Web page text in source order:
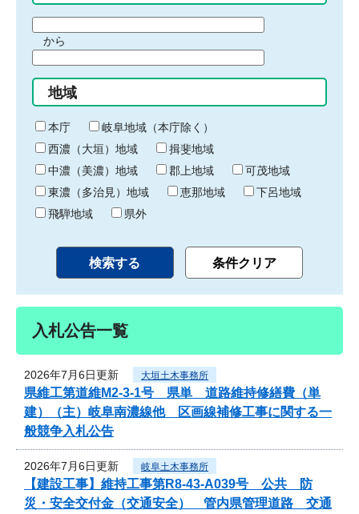
間
始
り
から
間
終
わ
り
地域
本庁
岐阜地域（本庁除く）
西濃（大垣）地域
揖斐地域
中濃（美濃）地域
郡上地域
可茂地域
東濃（多治見）地域
恵那地域
下呂地域
飛騨地域
県外
入札公告一覧
2026年7月6日更新 大垣土木事務所
県維工第道維M2-3-1号 県単 道路維持修繕費（単
建）（主）岐阜南濃線他 区画線補修工事に関する一
般競争入札公告
2026年7月6日更新 岐阜土木事務所
【建設工事】維持工事第R8-43-A039号 公共 防
災・安全交付金（交通安全） 管内県管理道路 交通